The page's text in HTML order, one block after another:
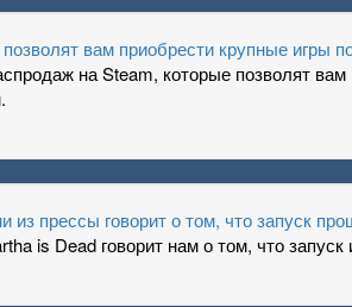
вам приобрести крупные игры
на Steam, которые позволят вам
из прессы говорит о том, что запуск
is Dead говорит нам о том, что